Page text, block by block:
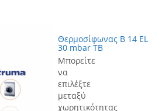
Θερμοσίφωνας Β 14 EL
30 mbar ΤΒ
Μπορείτε
να
επιλέξτε
μεταξύ
χωρητικότητας